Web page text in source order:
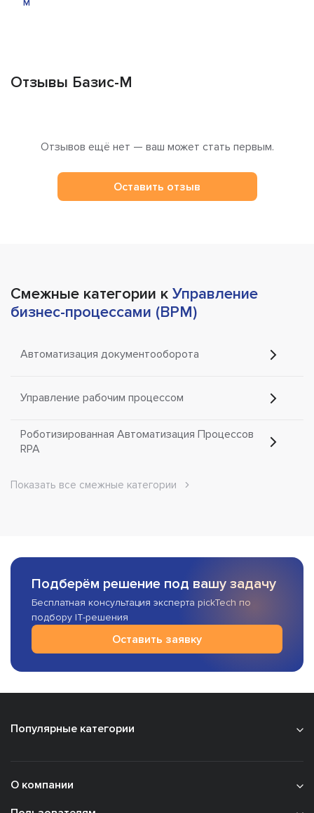
Отзывы Базис-М
Отзывов ещё нет — ваш может стать первым.
Оставить отзыв
Смежные категории к Управление
бизнес-процессами (BPM)
Автоматизация документооборота
Управление рабочим процессом
Роботизированная Автоматизация Процессов
RPA
Показать все смежные категории
Подберём решение под вашу задачу
Бесплатная консультация эксперта pickTech по
подбору IT-решения
Оставить заявку
Популярные категории
О компании